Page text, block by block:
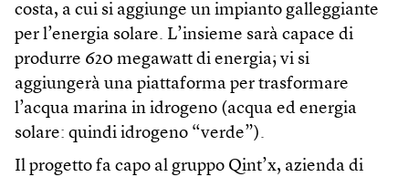
costa, a cui si aggiunge un impianto galleggiante
per l’energia solare. L’insieme sarà capace di
produrre 620 megawatt di energia; vi si
aggiungerà una piattaforma per trasformare
l’acqua marina in idrogeno (acqua ed energia
solare: quindi idrogeno “verde”).
Il progetto fa capo al gruppo Qint’x, azienda di